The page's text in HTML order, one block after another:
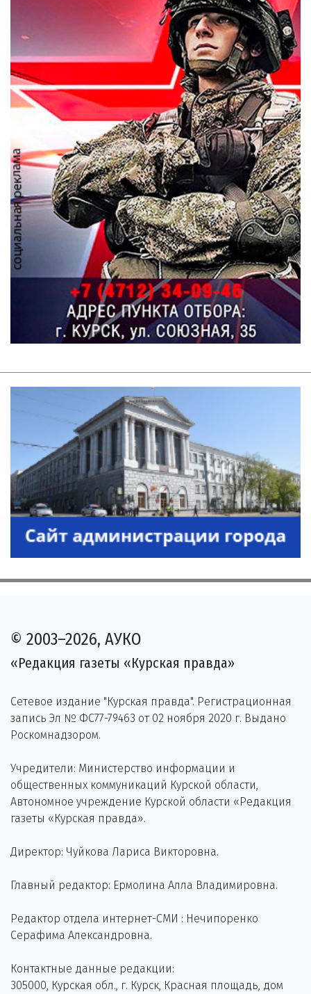
© 2003–2026, АУКО
«Редакция газеты «Курская правда»
Сетевое издание "Курская правда". Регистрационная
запись Эл № ФС77-79463 от 02 ноября 2020 г. Выдано
Роскомнадзором.
Учредители: Министерство информации и
общественных коммуникаций Курской области,
Автономное учреждение Курской области «Редакция
газеты «Курская правда».
Директор: Чуйкова Лариса Викторовна.
Главный редактор: Ермолина Алла Владимировна.
Редактор отдела интернет-СМИ : Нечипоренко
Серафима Александровна.
Контактные данные редакции:
305000, Курская обл., г. Курск, Красная площадь, дом